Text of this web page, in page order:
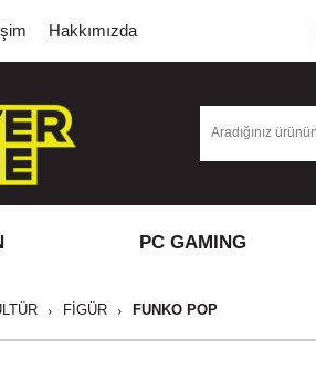
Hakkımızda
PC GAMING
FİGÜR FUNKO POP